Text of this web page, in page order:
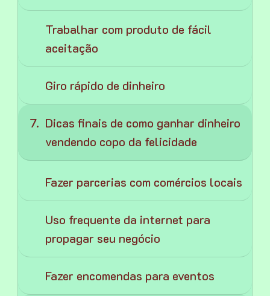
Trabalhar com produto de fácil
aceitação
Giro rápido de dinheiro
Dicas finais de como ganhar dinheiro
vendendo copo da felicidade
Fazer parcerias com comércios locais
Uso frequente da internet para
propagar seu negócio
Fazer encomendas para eventos